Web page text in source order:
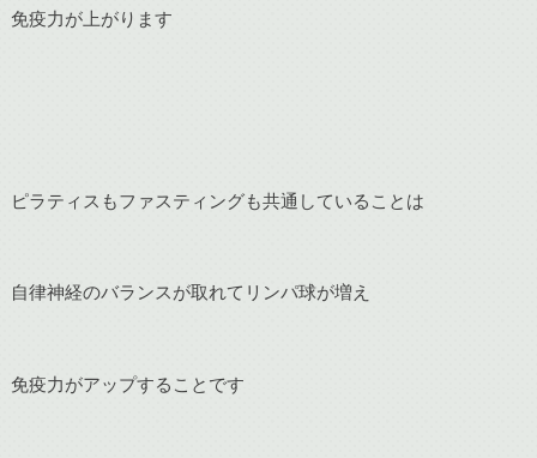
免疫力が上がります
ピラティスもファスティングも共通していることは
自律神経のバランスが取れてリンパ球が増え
免疫力がアップすることです